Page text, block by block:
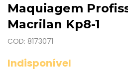
Maquiagem
Macrilan Kp8-1
COD: 8173071
Indisponível